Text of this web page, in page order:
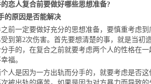
恋人复合前要做好哪些思想准备?
的原因是否能解决
一定要做好充分的思想准备，要慎重考虑到
到第2次伤害。首先要想清楚的事，就是当初
手的，在复合之前就要考虑两个人的性格在
福。
是因为一方出轨而分手的，就要考虑是否这